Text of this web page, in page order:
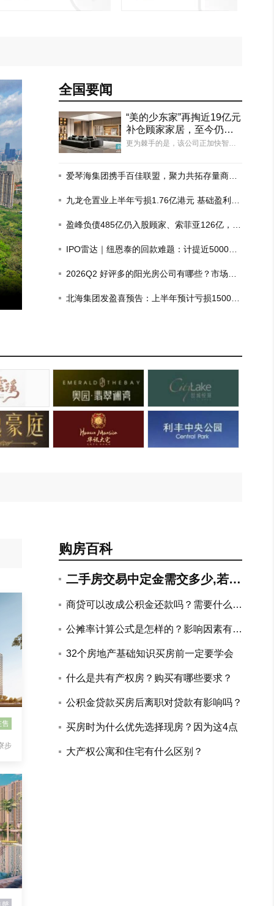
东莞一楼盘才交付一个月，近百户漏
全国要闻
“美的少东家”再掏近19亿元
补仓顾家家居，至今仍有5
0亿元收购贷款未结清
更为棘手的是，该公司正加快智能
购款项中有50.41亿元来自银行借
贷，至今仍有约50.12亿元未结清。
月末，盈峰集团…
爱琴海集团携手百佳联盟，聚力共拓存量商业
九龙仓置业上半年亏损1.76亿港元 基础盈利增
盈峰负债485亿仍入股顾家、索菲亚126亿，这
IPO雷达｜纽恩泰的回款难题：计提近5000万
2026Q2 好评多的阳光房公司有哪些？市场现
北海集团发盈喜预告：上半年预计亏损1500
售
步
购房百科
二手房交易中定金需交多少,若违
约如何赔付?
商贷可以改成公积金还款吗？需要什么手
公摊率计算公式是怎样的？影响因素有哪
32个房地产基础知识买房前一定要学会
什么是共有产权房？购买有哪些要求？
公积金贷款买房后离职对贷款有影响吗？
买房时为什么优先选择现房？因为这4点
大产权公寓和住宅有什么区别？